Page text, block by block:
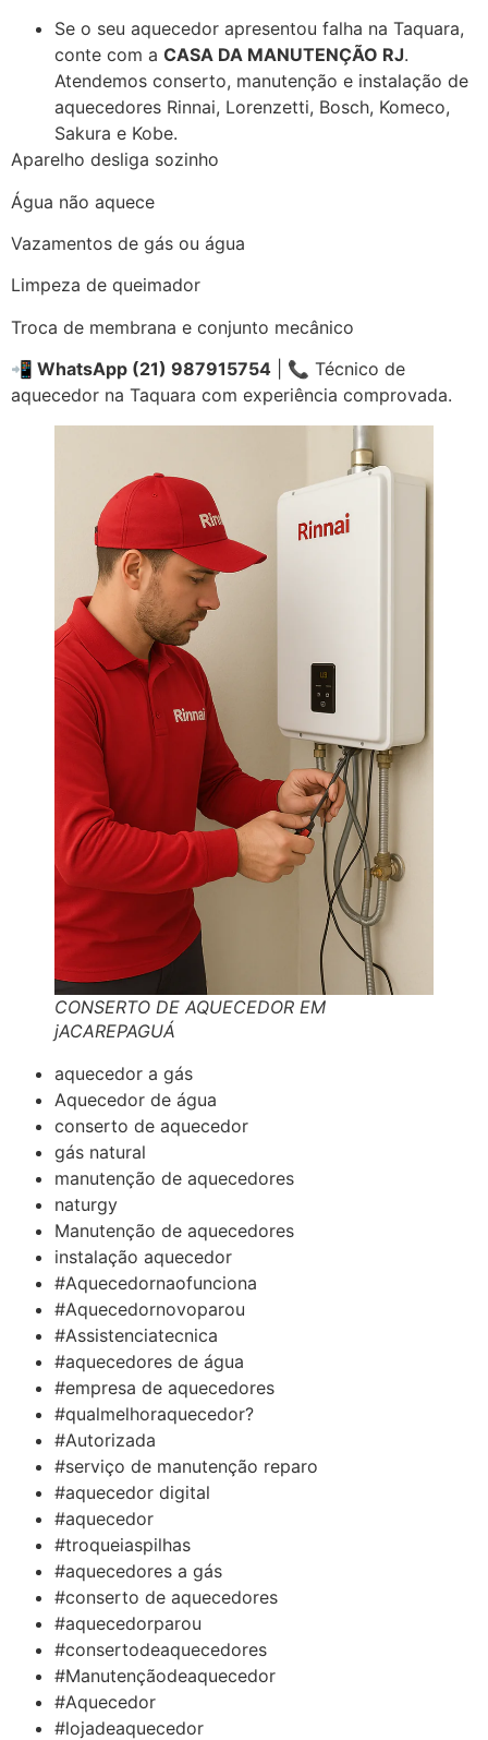
Se o seu aquecedor apresentou falha na Taquara,
conte com a CASA DA MANUTENÇÃO RJ.
Atendemos conserto, manutenção e instalação de
aquecedores Rinnai, Lorenzetti, Bosch, Komeco,
Sakura e Kobe.
Aparelho desliga sozinho
Água não aquece
Vazamentos de gás ou água
Limpeza de queimador
Troca de membrana e conjunto mecânico
📲 WhatsApp (21) 987915754 | 📞 Técnico de
aquecedor na Taquara com experiência comprovada.
CONSERTO DE AQUECEDOR EM
jACAREPAGUÁ
aquecedor a gás
Aquecedor de água
conserto de aquecedor
gás natural
manutenção de aquecedores
naturgy
Manutenção de aquecedores
instalação aquecedor
#Aquecedornaofunciona
#Aquecedornovoparou
#Assistenciatecnica
#aquecedores de água
#empresa de aquecedores
#qualmelhoraquecedor?
#Autorizada
#serviço de manutenção reparo
#aquecedor digital
#aquecedor
#troqueiaspilhas
#aquecedores a gás
#conserto de aquecedores
#aquecedorparou
#consertodeaquecedores
#Manutençãodeaquecedor
#Aquecedor
#lojadeaquecedor